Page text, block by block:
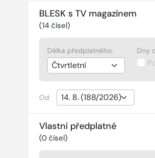
BLESK s TV magazínem
(14čísel)
Délka předplatného: Dny
Od:
Vlastní předplatné
(0čísel)